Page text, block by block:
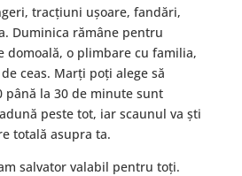
tracțiuni ușoare, fandări,
Duminica rămâne pentru
domoală, o plimbare cu familia,
ceas. Marți poți alege să
până la 30 de minute sunt
peste tot, iar scaunul va ști
totală asupra ta.
salvator valabil pentru toți.